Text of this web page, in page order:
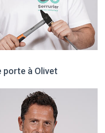
porte à Olivet